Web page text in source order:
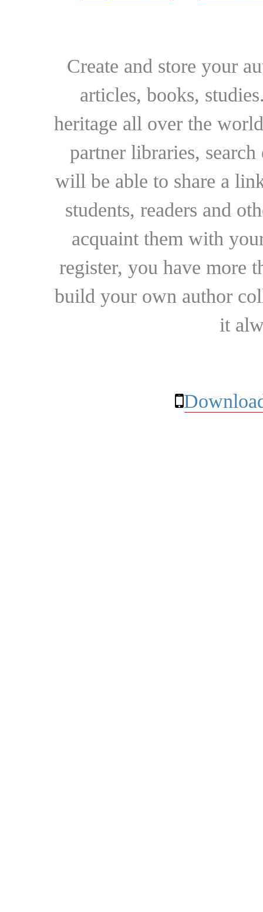
Create and store your
articles, books,
heritage all over the
partner libraries,
will be able to share a
students, readers and
acquaint them with
register, you have more
build your own author
it